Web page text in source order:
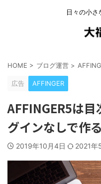
日々の小さ
HOME > ブログ運営 >
広告 AFFINGER
AFFINGER5は
グインなしで作
2019年10月4日 2021年